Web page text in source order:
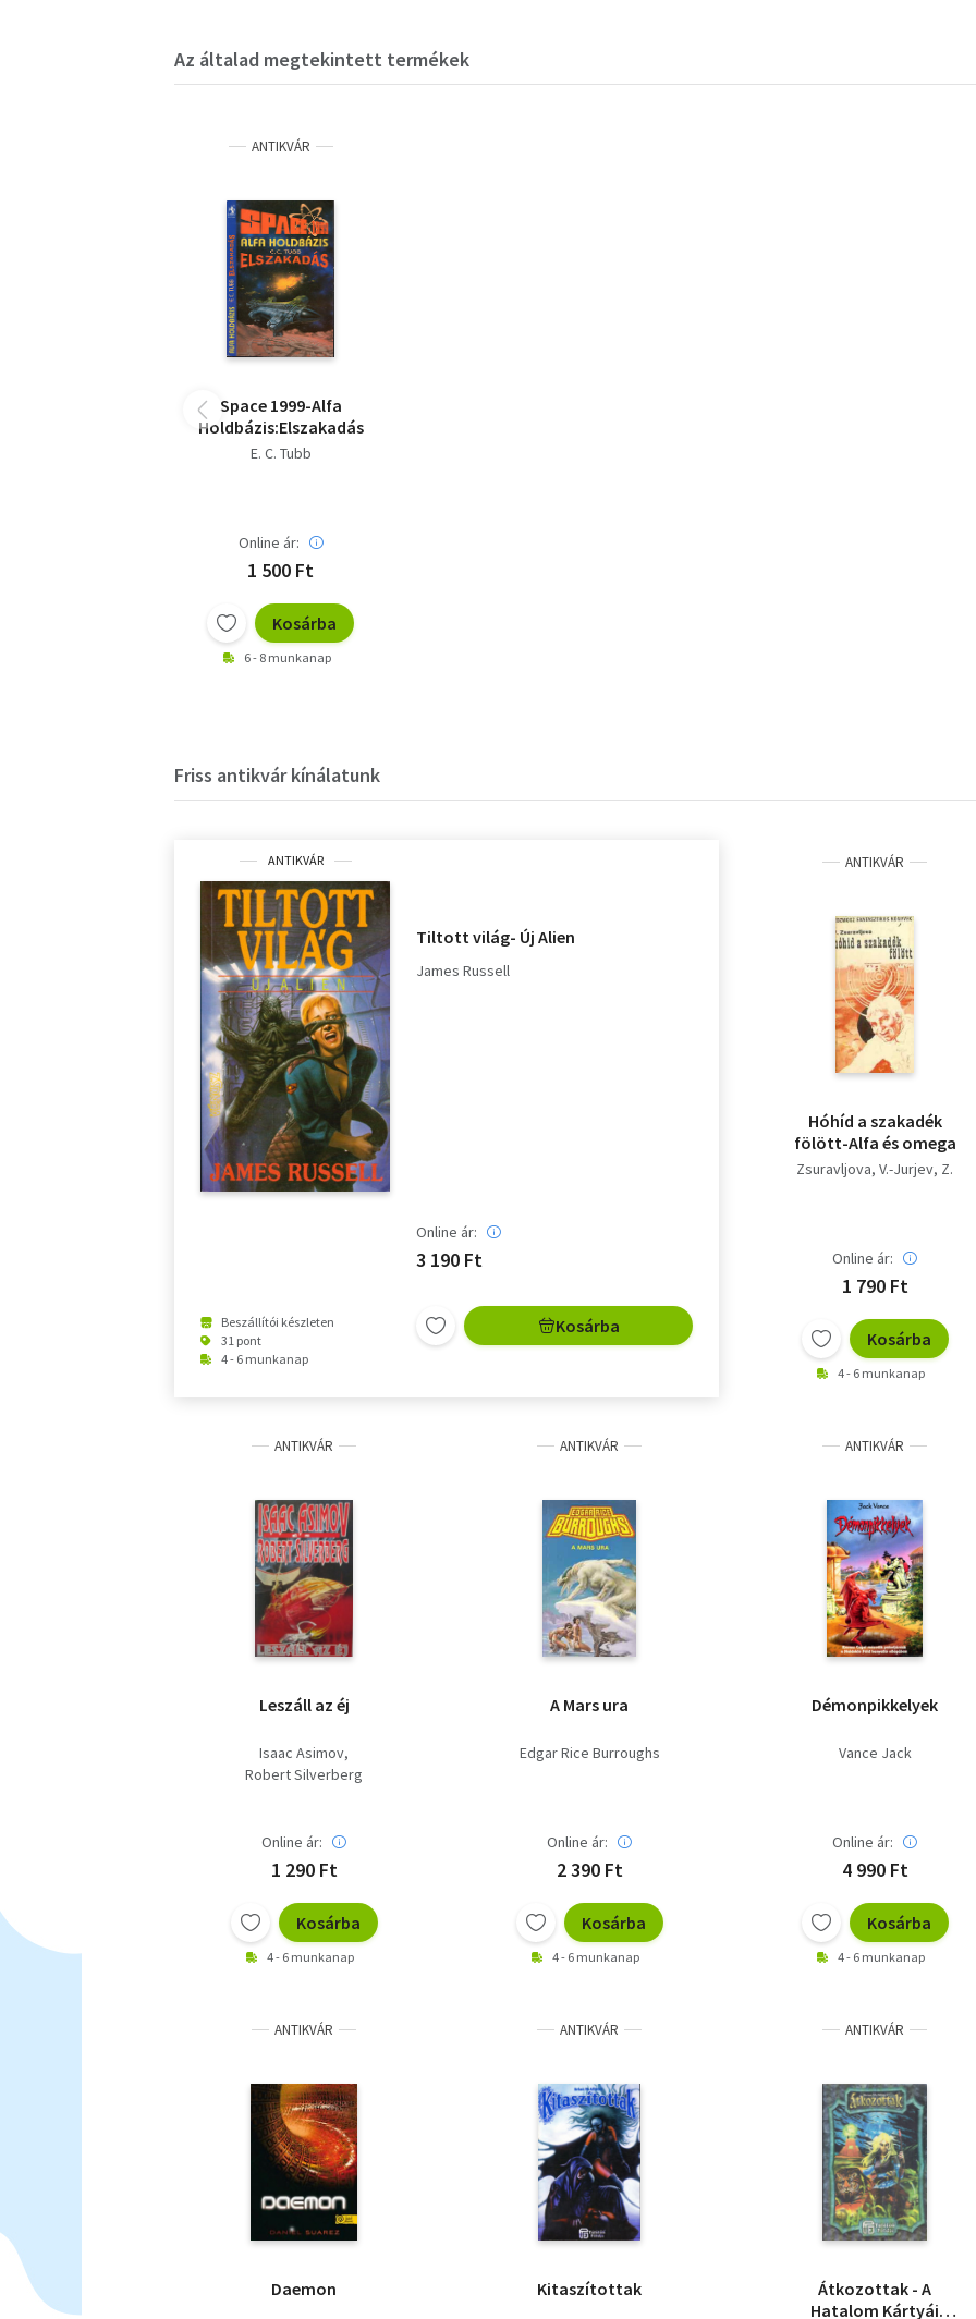
Az általad megtekintett termékek
ANTIKVÁR
Space 1999-Alfa
Holdbázis:Elszakadás
E. C. Tubb
Online ár:
1 500 Ft
Kosárba
6 - 8 munkanap
Friss antikvár kínálatunk
ANTIKVÁR
Beszállítói készleten
31 pont
4 - 6 munkanap
Tiltott világ- Új Alien
James Russell
Online ár:
3 190 Ft
Kosárba
ANTIKVÁR
Hóhíd a szakadék
fölött-Alfa és omega
Zsuravljova, V.-Jurjev, Z.
Online ár:
1 790 Ft
Kosárba
4 - 6 munkanap
ANTIKVÁR
Leszáll az éj
Isaac Asimov
Robert Silverberg
Online ár:
1 290 Ft
Kosárba
4 - 6 munkanap
ANTIKVÁR
A Mars ura
Edgar Rice Burroughs
Online ár:
2 390 Ft
Kosárba
4 - 6 munkanap
ANTIKVÁR
Démonpikkelyek
Vance Jack
Online ár:
4 990 Ft
Kosárba
4 - 6 munkanap
ANTIKVÁR
Daemon
ANTIKVÁR
Kitaszítottak
ANTIKVÁR
Átkozottak - A
Hatalom Kártyái